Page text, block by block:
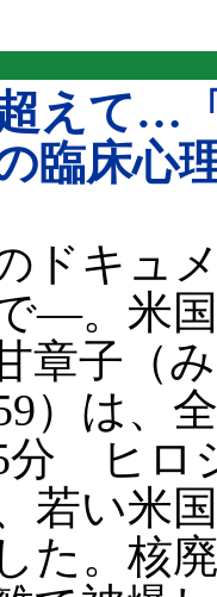
えて…
臨床心
ドキュ
—。米
章子（
）は、
分 ヒ
若い米
た。核